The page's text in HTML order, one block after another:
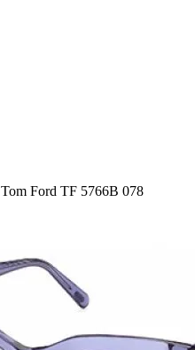
Tom Ford TF 5766B 078